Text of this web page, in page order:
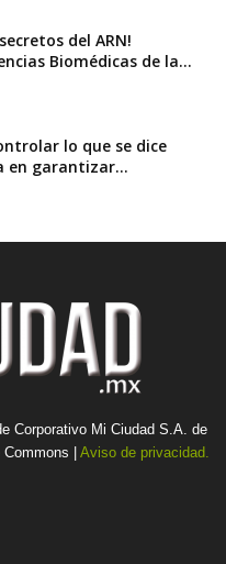
del ARN!
Biomédicas de la...
lo que se dice
en garantizar...
Corporativo Mi Ciudad S.A. de
| Aviso de privacidad.